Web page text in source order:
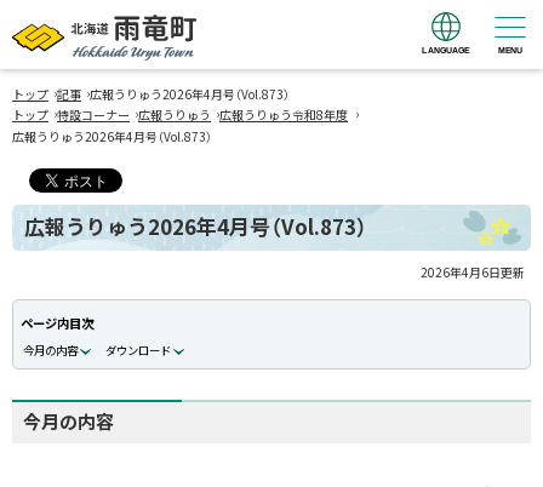
北海道 雨竜町
Hokkaido Uryu
Town
MENU
LANGUAGE
トップ ›記事 ›広報うりゅう2026年4月号（Vol.873）
トップ ›特設コーナー ›広報うりゅう ›広報うりゅう令和8年度 ›
広報うりゅう2026年4月号（Vol.873）
広報うりゅう2026年4月号（Vol.873）
2026年4月6日更新
ページ内目次
今月の内容 ダウンロード
今月の内容